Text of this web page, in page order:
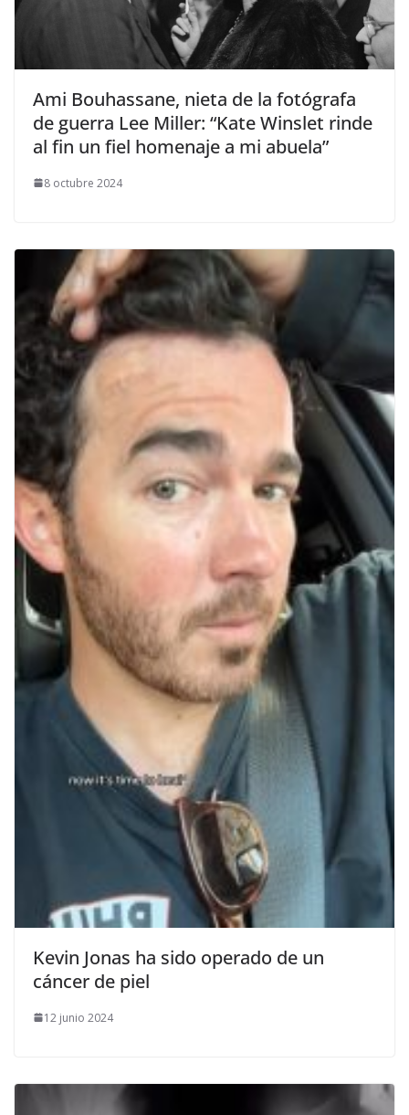
​Ami Bouhassane, nieta de la fotógrafa
de guerra Lee Miller: “Kate Winslet rinde
al fin un fiel homenaje a mi abuela”
8 octubre 2024
​Kevin Jonas ha sido operado de un
cáncer de piel
12 junio 2024